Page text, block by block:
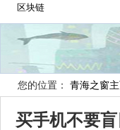
区块链
您的位置： 青海之窗
买手机不要